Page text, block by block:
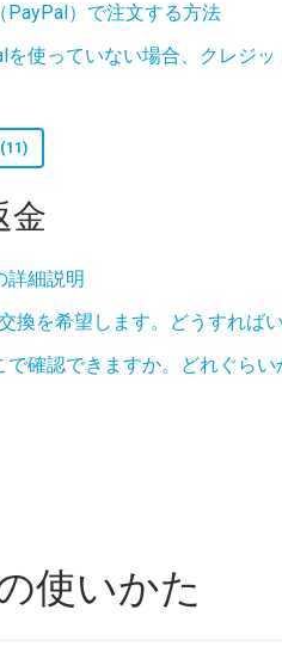
PayPal）で注文する方法
を使っていない場合、クレジ
金
詳細説明
換を希望します。どうすればい
で確認できますか。どれぐらい
使いかた